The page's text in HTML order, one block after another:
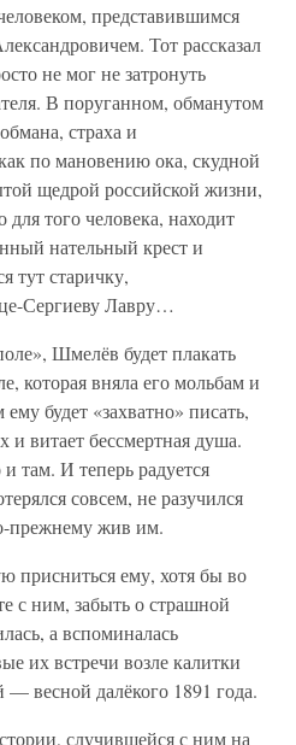
представившимся
Тот рассказал
не мог не затронуть
В поруганном, обманутом
страха и
по мановению ока, скудной
щедрой российской жизни,
для того человека, находит
нательный крест и
тут старичку,
Сергиеву Лавру…
Шмелёв будет плакать
которая вняла его мольбам и
будет «захватно» писать,
и витает бессмертная душа.
там. И теперь радуется
совсем, не разучился
прежнему жив им.
присниться ему, хотя бы во
с ним, забыть о страшной
а вспоминалась
их встречи возле калитки
весной далёкого 1891 года.
случившейся с ним на